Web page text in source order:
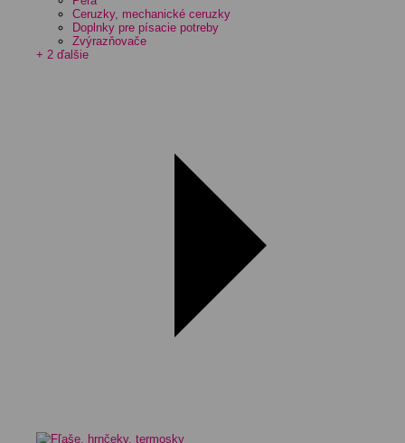
Ceruzky, mechanické ceruzky
Doplnky pre písacie potreby
Zvýrazňovače
+ 2 ďalšie